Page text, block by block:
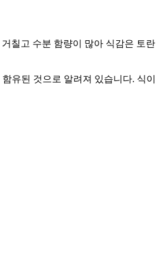
칠고 수분 함량이 많아 식감은 토란
유된 것으로 알려져 있습니다. 식이